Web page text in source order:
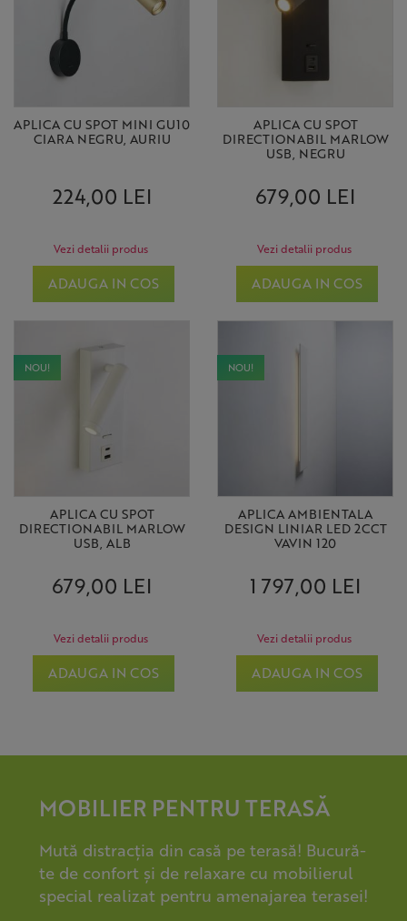
APLICA CU SPOT MINI GU10
CIARA NEGRU, AURIU
224,00 LEI
Vezi detalii produs
ADAUGA IN COS
APLICA CU SPOT
DIRECTIONABIL MARLOW
USB, NEGRU
679,00 LEI
Vezi detalii produs
ADAUGA IN COS
NOU!
APLICA CU SPOT
DIRECTIONABIL MARLOW
USB, ALB
679,00 LEI
Vezi detalii produs
ADAUGA IN COS
NOU!
APLICA AMBIENTALA
DESIGN LINIAR LED 2CCT
VAVIN 120
1 797,00 LEI
Vezi detalii produs
ADAUGA IN COS
MOBILIER PENTRU TERASĂ
Mută distracția din casă pe terasă! Bucură-
te de confort și de relaxare cu mobilierul
special realizat pentru amenajarea terasei!